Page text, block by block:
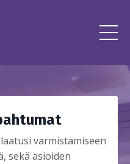
varmistamiseen
sekä asioiden